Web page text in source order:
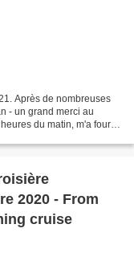
Après de nombreuses
- un grand merci au
du matin, m'a fourni
2020 - From
cruise